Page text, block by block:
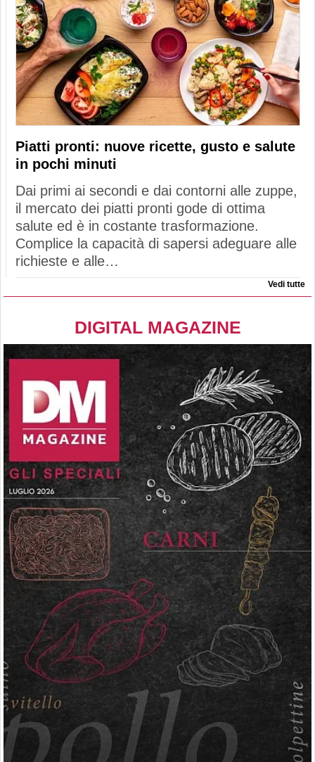
Piatti pronti: nuove ricette, gusto e salute
in pochi minuti
Dai primi ai secondi e dai contorni alle zuppe,
il mercato dei piatti pronti gode di ottima
salute ed è in costante trasformazione.
Complice la capacità di sapersi adeguare alle
richieste e alle…
Vedi tutte
DIGITAL MAGAZINE